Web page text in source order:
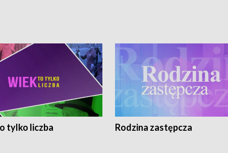
tylko liczba Rodzina zastępcza